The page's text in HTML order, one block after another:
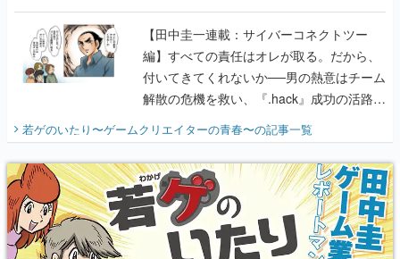
に行って、より理解を深めよう【PR】
【田中圭一連載：サイバーコネクトツー
編】すべての責任はオレが取る。だから、
付いてきてくれないか──男の熱意はチーム
解散の危機を救い、『.hack』成功の活路を
『少年ジャンプ』色だった【若ゲのいた
り】
若ゲのいたり〜ゲームクリエイターの青春〜の記事一覧